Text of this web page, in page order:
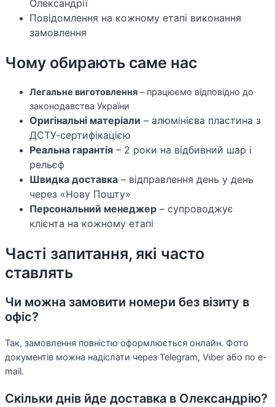
Олександрії
Повідомлення на кожному етапі виконання
замовлення
Чому обирають саме нас
Легальне виготовлення – працюємо відповідно до
законодавства України
Оригінальні матеріали – алюмінієва пластина з
ДСТУ-сертифікацією
Реальна гарантія – 2 роки на відбивний шар і
рельєф
Швидка доставка – відправлення день у день
через «Нову Пошту»
Персональний менеджер – супроводжує
клієнта на кожному етапі
Часті запитання, які часто
ставлять
Чи можна замовити номери без візиту в
офіс?
Так, замовлення повністю оформлюється онлайн. Фото
документів можна надіслати через Telegram, Viber або по e-
mail.
Скільки днів йде доставка в Олександрію?